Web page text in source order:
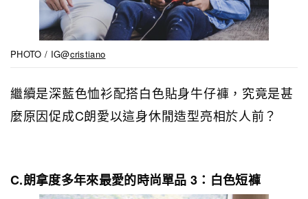
PHOTO / IG@cristiano
繼續是深藍色恤衫配搭白色貼身牛仔褲，究竟是甚
麼原因促成C朗愛以這身休閒造型亮相於人前？
C.朗拿度多年來最愛的時尚單品 3：白色短褲